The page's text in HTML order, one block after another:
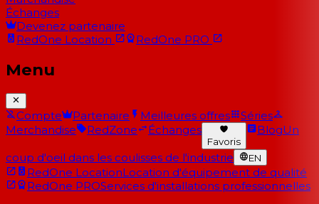
Échanges
Devenez partenaire
RedOne Location RedOne PRO
Menu
Compte Partenaire Meilleures offres
Séries
Merchandise
RedZone Échanges
Favoris
BlogUn
coup d'oeil dans les coulisses de l'industrie EN
RedOne LocationLocation d'équipement de qualité
RedOne PROServices d'installations professionnelles